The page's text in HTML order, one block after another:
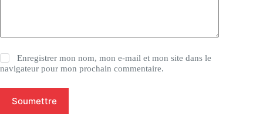
Enregistrer mon nom, mon e-mail et mon site dans le
navigateur pour mon prochain commentaire.
Soumettre